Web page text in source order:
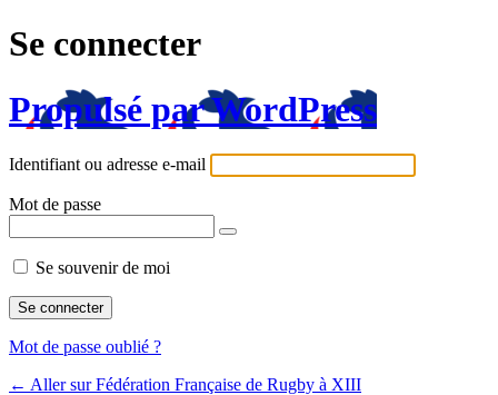
Se connecter
Propulsé par WordPress
Identifiant ou adresse e-mail
Mot de passe
Se souvenir de moi
Mot de passe oublié ?
← Aller sur Fédération Française de Rugby à XIII